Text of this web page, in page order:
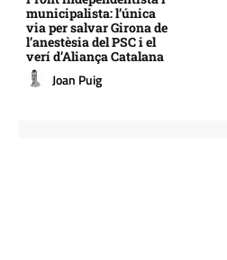
municipalista: l’única
via per salvar Girona de
l’anestèsia del PSC i el
verí d’Aliança Catalana
Joan Puig